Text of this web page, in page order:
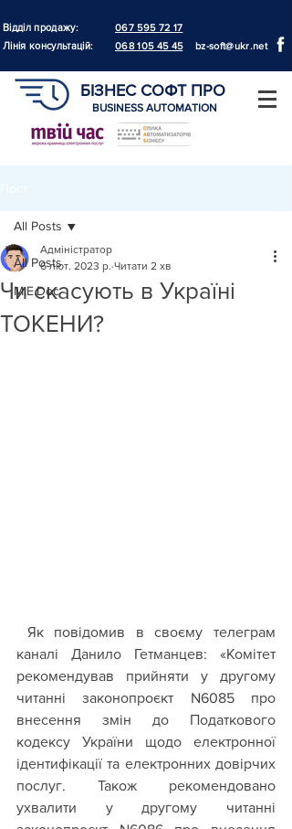
Відділ продажу:
067 595 72 17
Лінія консультацій:
068 105 45 45 bz-soft@ukr.net
БІЗНЕС СОФТ ПРО
BUSINESS AUTOMATION
All Posts
M.E.Doc
All Posts
Чи скасують в Україні
ТОКЕНИ?
Адміністратор
6 лют. 2023 р. Читати 2 хв
каналі Данило Гетманцев: «Комітет
рекомендував прийняти у другому
читанні законопроєкт N6085 про
внесення змін до Податкового
кодексу України щодо електронної
ідентифікації та електронних довірчих
послуг. Також рекомендовано
ухвалити у другому читанні